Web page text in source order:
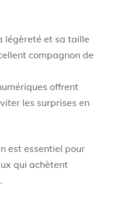
légèreté et sa taille
compagnon de
offrent
les surprises en
est essentiel pour
qui achètent